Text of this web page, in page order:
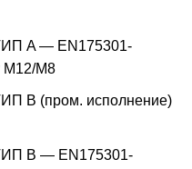
A — EN175301-
M8
B (пром. исполнение)
B — EN175301-